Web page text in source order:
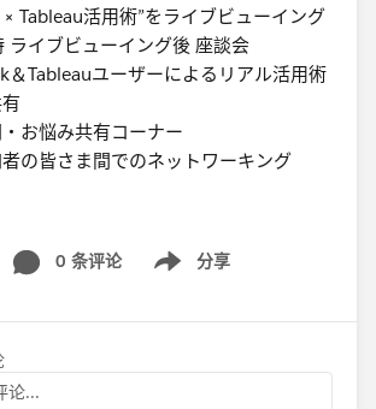
Tableau活用術”をライブビューイング
ライブビューイング後 座談会
＆Tableauユーザーによるリアル活用術
お悩み共有コーナー
の皆さま間でのネットワーキング
みをお願いいたします。（ウェビナーに
0 条评论 分享
Show menu
论...